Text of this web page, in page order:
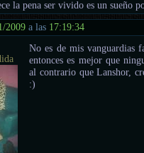
la pena ser vivido es un sueño
2009 a las 17:19:34
No es de mis vanguardias
entonces es mejor que
al contrario que Lanshor,
:)